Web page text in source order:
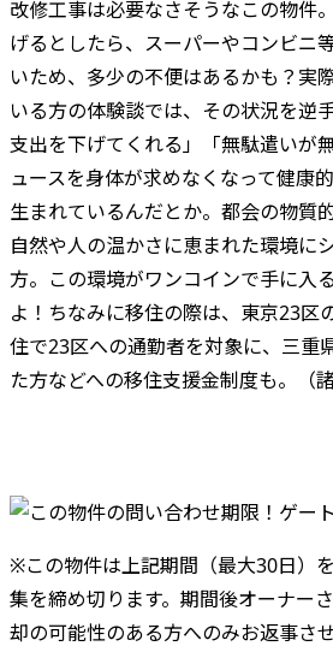
改修工事は必要なさそうなこの物件
げるとしたら、スーパーやコンビニ
いため、多少の不便はあるかも？実
いる方の体験談では、その状況を逆
支出を下げてくれる」「無駄遣いが
ュースを身体が求めなくなって健康
生まれているんだとか。都会の物質
自然や人の温かさに恵まれた環境に
方。この環境がワンコインで手に入
よ！ちなみに移住の際は、東京23区
住で23区への通勤者を対象に、三重
た方などへの移住支援金制度も。（諸
※この物件は上記期間（最大30日）
集を締め切ります。期間後オーナー
却の可能性のある方へのみお返事さ